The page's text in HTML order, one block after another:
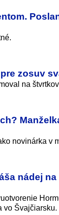
zosuv
na
novinárka
nádej
vo Švajčiarsku.